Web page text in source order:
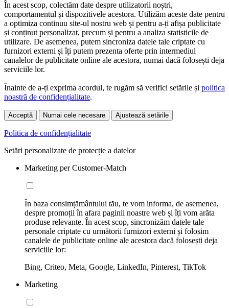
În acest scop, colectăm date despre utilizatorii noștri,
comportamentul și dispozitivele acestora. Utilizăm aceste date pentru
a optimiza continuu site-ul nostru web și pentru a-ți afișa publicitate
și conținut personalizat, precum și pentru a analiza statisticile de
utilizare. De asemenea, putem sincroniza datele tale criptate cu
furnizori externi și îți putem prezenta oferte prin intermediul
canalelor de publicitate online ale acestora, numai dacă folosești deja
serviciile lor.
Înainte de a-ți exprima acordul, te rugăm să verifici setările și politica
noastră de confidențialitate.
Acceptă Numai cele necesare Ajustează setările
Politica de confidențialitate
Setări personalizate de protecție a datelor
Marketing per Customer-Match
În baza consimțământului tău, te vom informa, de asemenea,
despre promoții în afara paginii noastre web și îți vom arăta
produse relevante. În acest scop, sincronizăm datele tale
personale criptate cu următorii furnizori externi și folosim
canalele de publicitate online ale acestora dacă folosești deja
serviciile lor:
Bing, Criteo, Meta, Google, LinkedIn, Pinterest, TikTok
Marketing